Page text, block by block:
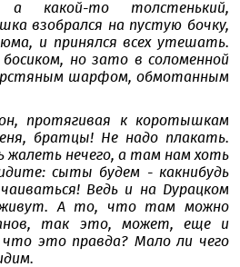
а какой-то толстенький,
взобрался на пустую бочку,
и принялся всех утешать.
но зато в соломенной
шарфом, обмотанным
протягивая к коротышкам
братцы! Не надо плакать.
жалеть нечего, а там нам хоть
сыты будем - какнибудь
Ведь и на Дурацком
живут. А то, что там можно
так это, может, еще и
что это правда? Мало ли чего